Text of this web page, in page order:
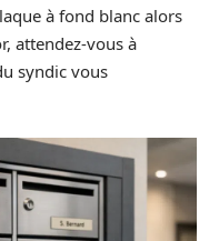
à fond blanc alors
attendez-vous à
syndic vous